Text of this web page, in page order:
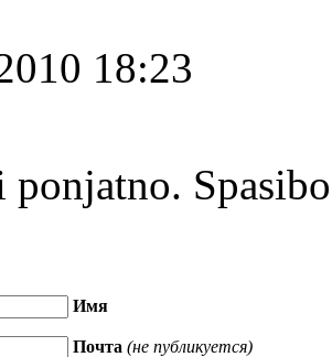
18:23
Имя
Почта (не публикуется)